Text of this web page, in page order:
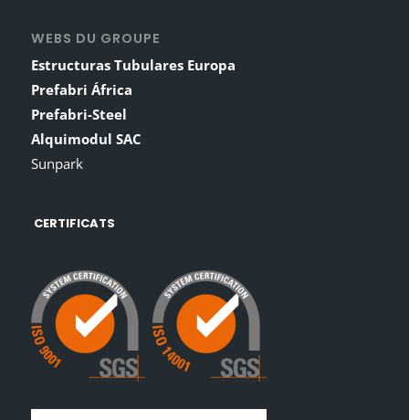
WEBS DU GROUPE
Estructuras Tubulares Europa
Prefabri África
Prefabri-Steel
Alquimodul SAC
Sunpark
CERTIFICATS